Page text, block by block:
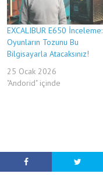
EXCALIBUR E650 İnceleme:
Oyunların Tozunu Bu
Bilgisayarla Atacaksınız!
25 Ocak 2026
"Andorid" içinde